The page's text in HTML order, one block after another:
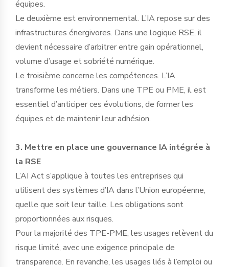
équipes.
Le deuxième est environnemental. L’IA repose sur des
infrastructures énergivores. Dans une logique RSE, il
devient nécessaire d’arbitrer entre gain opérationnel,
volume d’usage et sobriété numérique.
Le troisième concerne les compétences. L’IA
transforme les métiers. Dans une TPE ou PME, il est
essentiel d’anticiper ces évolutions, de former les
équipes et de maintenir leur adhésion.
3. Mettre en place une gouvernance IA intégrée à
la RSE
L’AI Act s’applique à toutes les entreprises qui
utilisent des systèmes d’IA dans l’Union européenne,
quelle que soit leur taille. Les obligations sont
proportionnées aux risques.
Pour la majorité des TPE-PME, les usages relèvent du
risque limité, avec une exigence principale de
transparence. En revanche, les usages liés à l’emploi ou